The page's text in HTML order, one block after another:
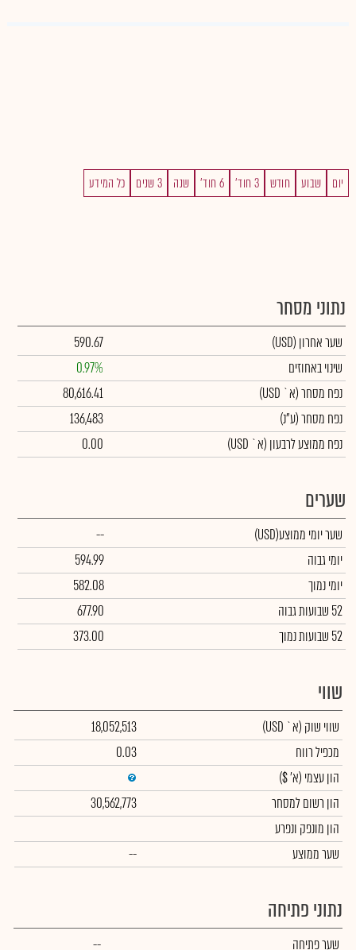
יום שבוע חודש 3 חוד' 6 חוד' שנה 3 שנים כל המידע
נתוני מסחר
שער אחרון (USD)
590.67
שינוי באחוזים
0.97%
נפח מסחר(א` USD)
80,616.41
נפח מסחר(ע"נ)
136,483
נפח ממוצע לרבעון (א` USD)
0.00
שערים
שער יומי ממוצע(USD)
--
יומי גבוה
594.99
יומי נמוך
582.08
52 שבועות גבוה
677.90
52 שבועות נמוך
373.00
שווי
שווי שוק (א` USD)
18,052,513
מכפיל רווח
0.03
הון עצמי (א' $)
הון רשום למסחר
30,562,773
הון מונפק ונפרע
שער ממוצע
--
נתוני פתיחה
שער פתיחה --